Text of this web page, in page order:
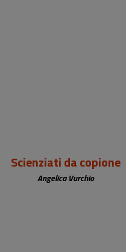
Scienziati da copione
Angelica Vurchio